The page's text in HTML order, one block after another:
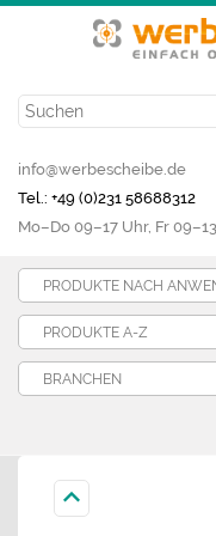
info@werbescheibe.de
Tel.: +49 (0)231 58688312
Mo­–Do 09–17 Uhr, Fr
PRODUKTE NACH
PRODUKTE A-Z
BRANCHEN